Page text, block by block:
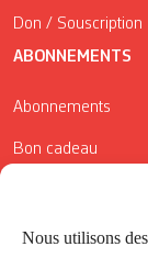
Nous utilisons
Don / Souscription
ABONNEMENTS
Abonnements
Bon cadeau
Conditions
Réductions de la